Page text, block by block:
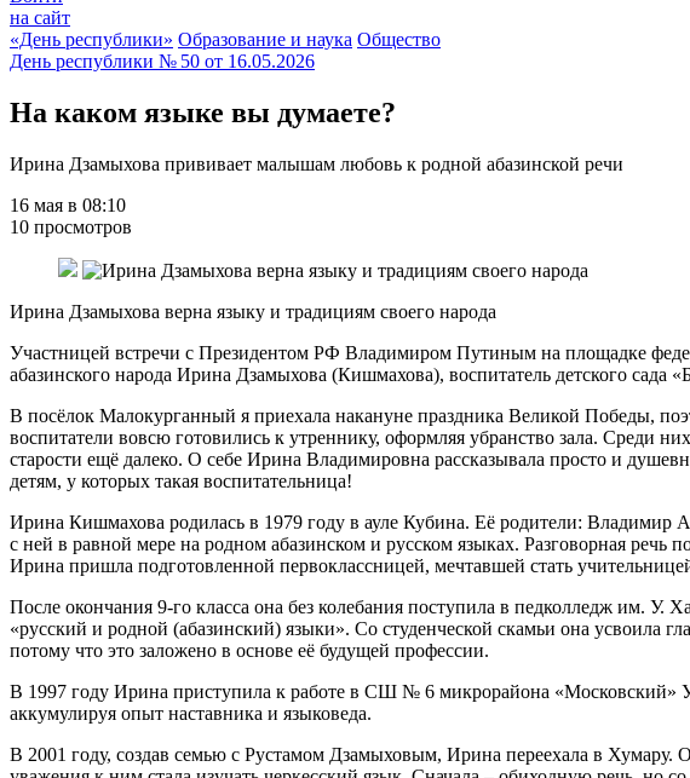
на сайт
«День республики» Образование и наука Общество
День республики № 50 от 16.05.2026
На каком языке вы думаете?
Ирина Дзамыхова прививает малышам любовь к родной абазинской речи
16 мая в 08:10
10 просмотров
Ирина Дзамыхова верна языку и традициям своего народа
Участницей встречи с Президентом РФ Владимиром Путиным на площадке
абазинского народа Ирина Дзамыхова (Кишмахова), воспитатель детского сада
В посёлок Малокурганный я приехала накануне праздника Великой Победы,
воспитатели вовсю готовились к утреннику, оформляя убранство зала. Среди
старости ещё далеко. О себе Ирина Владимировна рассказывала просто и
детям, у которых такая воспитательница!
Ирина Кишмахова родилась в 1979 году в ауле Кубина. Её родители: Владимир
с ней в равной мере на родном абазинском и русском языках. Разговорная речь
Ирина пришла подготовленной первоклассницей, мечтавшей стать
После окончания 9-го класса она без колебания поступила в педколледж им. У.
«русский и родной (абазинский) языки». Со студенческой скамьи она усвоила
потому что это заложено в основе её будущей профессии.
В 1997 году Ирина приступила к работе в СШ № 6 микрорайона «Московский»
аккумулируя опыт наставника и языковеда.
В 2001 году, создав семью с Рустамом Дзамыховым, Ирина переехала в